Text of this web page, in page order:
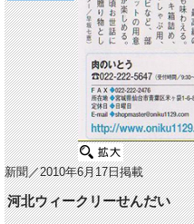
新聞／2010年6月17日掲載
河北ウィークリーせんだい